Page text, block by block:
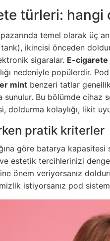
türleri: hangi
temel olarak üç
ikincisi önceden
sigaralar. E-cigarete
nedeniyle popülerdir.
mint benzeri tatlar
sunulur. Bu bölümde cihaz
doldurma kolaylığı, likit
pratik kriterler
göre batarya kapasitesi
estetik tercihlerinizi
önem veriyorsanız
istiyorsanız pod